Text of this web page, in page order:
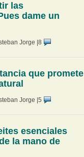
las
dame un
Jorge | 8
que promete
Jorge | 5
esenciales
la mano de